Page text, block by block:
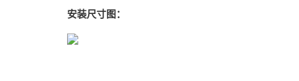
安装尺寸图：